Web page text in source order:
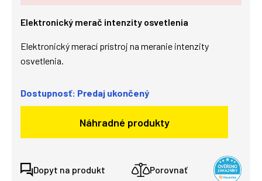
Elektronický merač intenzity osvetlenia
Elektronický merací prístroj na meranie intenzity
osvetlenia.
Dostupnosť: Predaj ukončený
Náhradné produkty
Dopyt na produkt Porovnať